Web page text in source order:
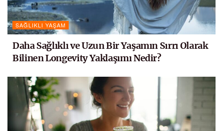
SAĞLIKLI YAŞAM
Daha Sağlıklı ve Uzun Bir Yaşamın Sırrı Olarak
Bilinen Longevity Yaklaşımı Nedir?